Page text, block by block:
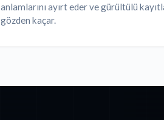
anlamlarını ayırt eder ve gürültülü
gözden kaçar.